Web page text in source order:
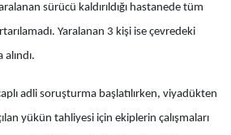
sürücü kaldırıldığı hastanede tüm
Yaralanan 3 kişi ise çevredeki
adli soruşturma başlatılırken, viyadükten
yükün tahliyesi için ekiplerin çalışmaları